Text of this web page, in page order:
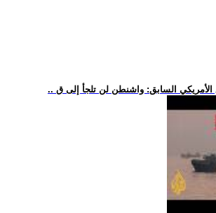
الأمريكي السابق: واشنطن لن تلجأ إلى ق